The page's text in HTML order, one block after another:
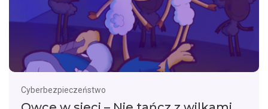
Cyberbezpieczeństwo